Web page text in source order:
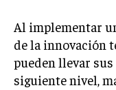
Al implementar
de la innovación
pueden llevar
siguiente nivel,